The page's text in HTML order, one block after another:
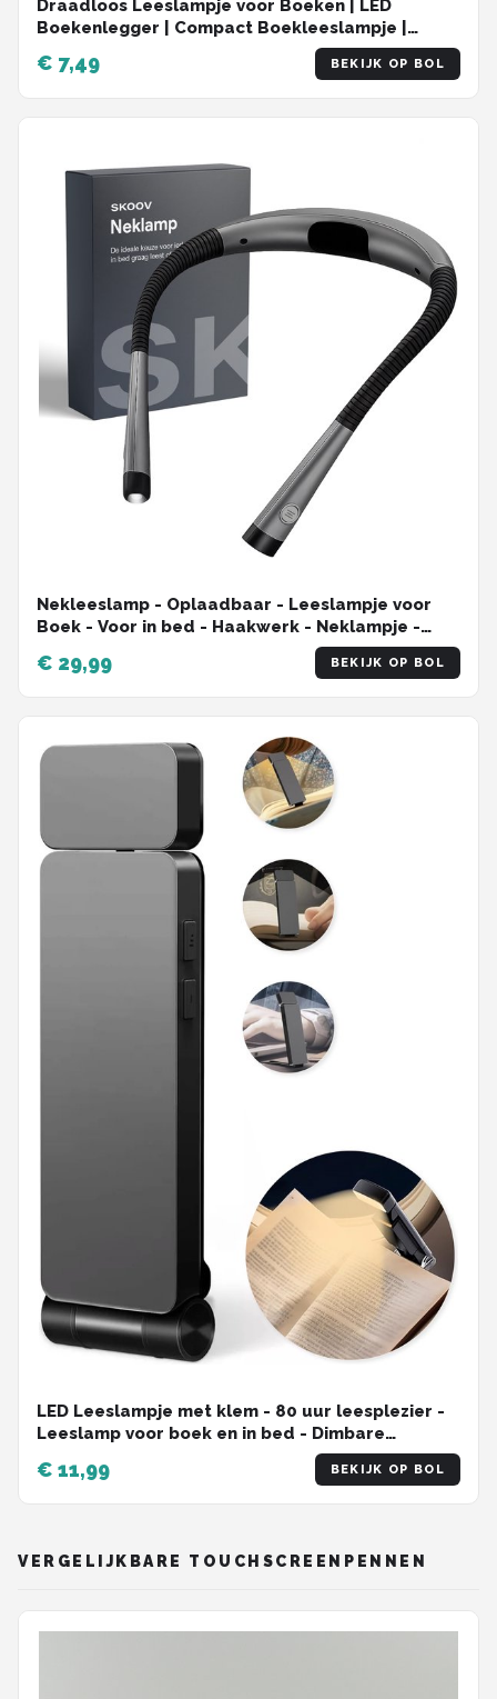
Draadloos Leeslampje voor Boeken | LED
Boekenlegger | Compact Boekleeslampje |
Zacht Licht voor Nachtlezen – 2-in-1 Leeslamp &
Boekenlegger
€ 7,49 BEKIJK OP BOL
Nekleeslamp - Oplaadbaar - Leeslampje voor
Boek - Voor in bed - Haakwerk - Neklampje -
Oplaadbaar - 3 kleuren licht - 9 standen
€ 29,99 BEKIJK OP BOL
LED Leeslampje met klem - 80 uur leesplezier -
Leeslamp voor boek en in bed - Dimbare
klemlamp - Oplaadbaar via USB-C - Klemspot - 3
Lichtstanden - Soft & Silky
€ 11,99 BEKIJK OP BOL
VERGELIJKBARE TOUCHSCREENPENNEN